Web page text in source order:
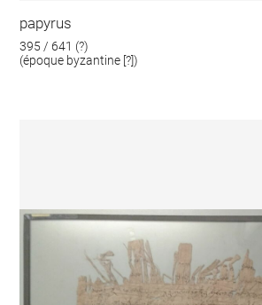
papyrus
395 / 641 (?)
(époque byzantine [?])